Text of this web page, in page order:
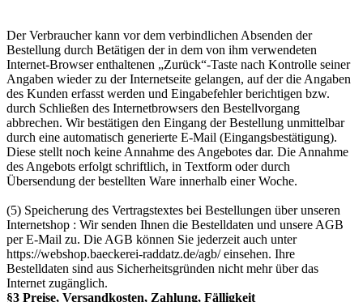
Der Verbraucher kann vor dem verbindlichen Absenden der
Bestellung durch Betätigen der in dem von ihm verwendeten
Internet-Browser enthaltenen „Zurück“-Taste nach Kontrolle seiner
Angaben wieder zu der Internetseite gelangen, auf der die Angaben
des Kunden erfasst werden und Eingabefehler berichtigen bzw.
durch Schließen des Internetbrowsers den Bestellvorgang
abbrechen. Wir bestätigen den Eingang der Bestellung unmittelbar
durch eine automatisch generierte E-Mail (Eingangsbestätigung).
Diese stellt noch keine Annahme des Angebotes dar. Die Annahme
des Angebots erfolgt schriftlich, in Textform oder durch
Übersendung der bestellten Ware innerhalb einer Woche.
(5) Speicherung des Vertragstextes bei Bestellungen über unseren
Internetshop : Wir senden Ihnen die Bestelldaten und unsere AGB
per E-Mail zu. Die AGB können Sie jederzeit auch unter
https://webshop.baeckerei-raddatz.de/agb/ einsehen. Ihre
Bestelldaten sind aus Sicherheitsgründen nicht mehr über das
Internet zugänglich.
§3 Preise, Versandkosten, Zahlung, Fälligkeit